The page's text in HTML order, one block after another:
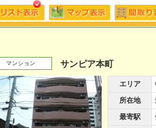
マンション サンピア本町
エリア
所在地
最寄駅